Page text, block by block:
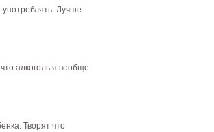
Лучше
алкоголь я вообще
Творят что